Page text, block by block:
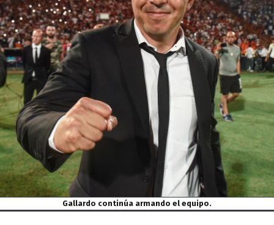
Gallardo continúa armando el equipo.